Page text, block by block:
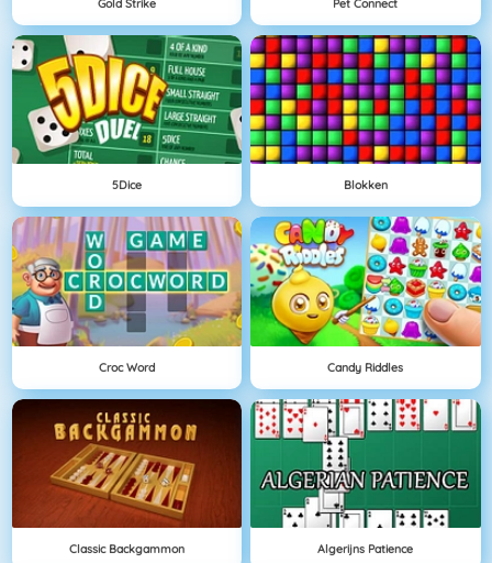
5Dice Blokken
Croc Word Candy Riddles
Classic Backgammon Algerijns Patience